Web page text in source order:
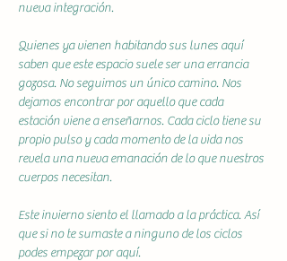
nueva integración.
Quienes ya vienen habitando sus lunes aquí
saben que este espacio suele ser una errancia
gozosa. No seguimos un único camino. Nos
dejamos encontrar por aquello que cada
estación viene a enseñarnos. Cada ciclo tiene su
propio pulso y cada momento de la vida nos
revela una nueva emanación de lo que nuestros
cuerpos necesitan.
Este invierno siento el llamado a la práctica. Así
que si no te sumaste a ninguno de los ciclos
podes empezar por aquí.